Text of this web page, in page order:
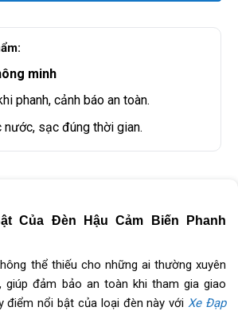
minh
phanh, cảnh báo an toàn.
nước, sạc đúng thời gian.
Của Đèn Hậu Cảm Biến Phanh
thể thiếu cho những ai thường xuyên
giúp đảm bảo an toàn khi tham gia giao
điểm nổi bật của loại đèn này vớiXe Đạp